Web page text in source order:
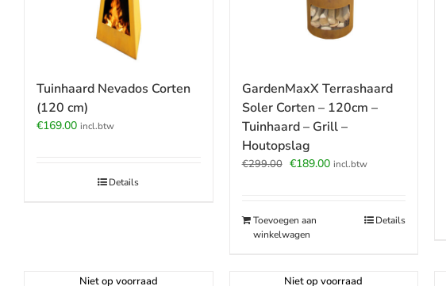
Tuinhaard Nevados Corten
(120 cm)
€169.00 incl.btw
Details
GardenMaxX Terrashaard
Soler Corten – 120cm –
Tuinhaard – Grill –
Houtopslag
€299.00 Oorspronkelijke
€189.00Huidige
€189.00.
incl.btw
Toevoegen aan
winkelwagen
Details
Niet op voorraad Niet op voorraad